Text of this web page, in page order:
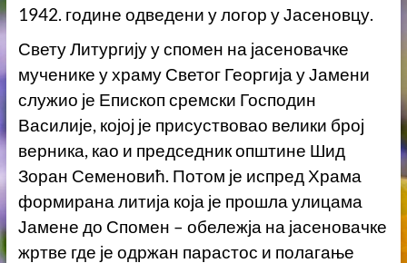
1942. године одведени у логор у Јасеновцу.
Свету Литургију у спомен на јасеновачке
мученике у храму Светог Георгија у Јамени
служио је Епископ сремски Господин
Василије, којој је присуствовао велики број
верника, као и председник општине Шид
Зоран Семеновић. Потом је испред Храма
формирана литија која је прошла улицама
Јамене до Спомен – обележја на јасеновачке
жртве где је одржан парастос и полагање